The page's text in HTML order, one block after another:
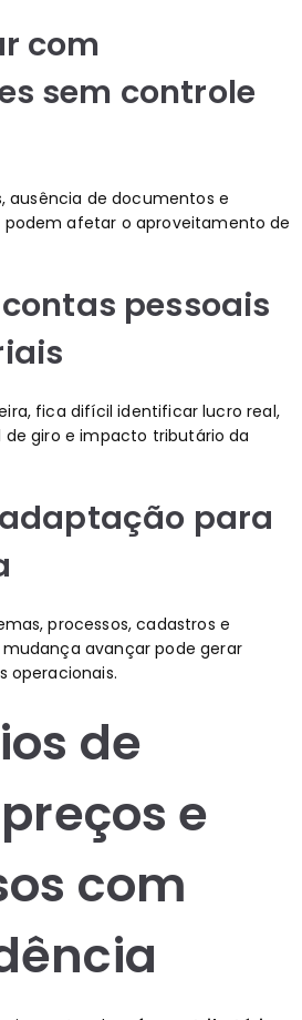
com
sem controle
ausência de documentos e
afetar o aproveitamento de
pessoais
fica difícil identificar lucro real,
giro e impacto tributário da
para
processos, cadastros e
avançar pode gerar
operacionais.
de
e
com